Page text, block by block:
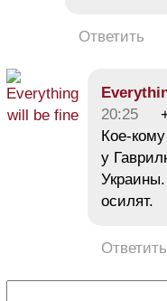
Ответить
20:25
Кое-
у
осилят.
Ответить